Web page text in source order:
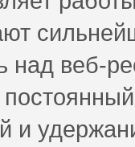
над веб-
и